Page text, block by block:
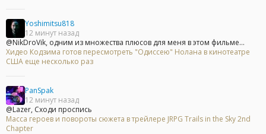
Yoshimitsu818
12 минут назад
@NikDroVik, одним из множества плюсов для меня в этом фильме...
Хидео Кодзима готов пересмотреть "Одиссею" Нолана в кинотеатре
США еще несколько раз
PanSpak
12 минут назад
@Lazer, Сходи проспись
Масса героев и повороты сюжета в трейлере JRPG Trails in the Sky 2nd
Chapter